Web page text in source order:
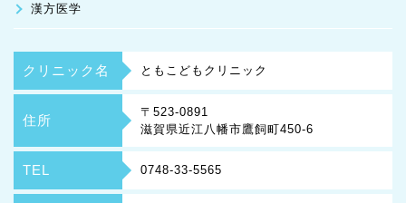
漢方医学
クリニック名 ともこどもクリニック
住所
〒523-0891
滋賀県近江八幡市鷹飼町450-6
TEL 0748-33-5565